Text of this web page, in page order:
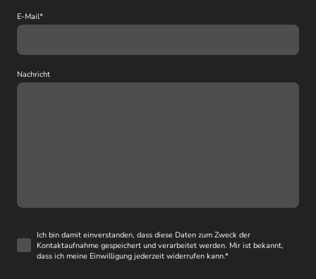
E-Mail*
Nachricht
Ich bin damit einverstanden, dass diese Daten zum Zweck der
Kontaktaufnahme gespeichert und verarbeitet werden. Mir ist bekannt,
dass ich meine Einwilligung jederzeit widerrufen kann.*